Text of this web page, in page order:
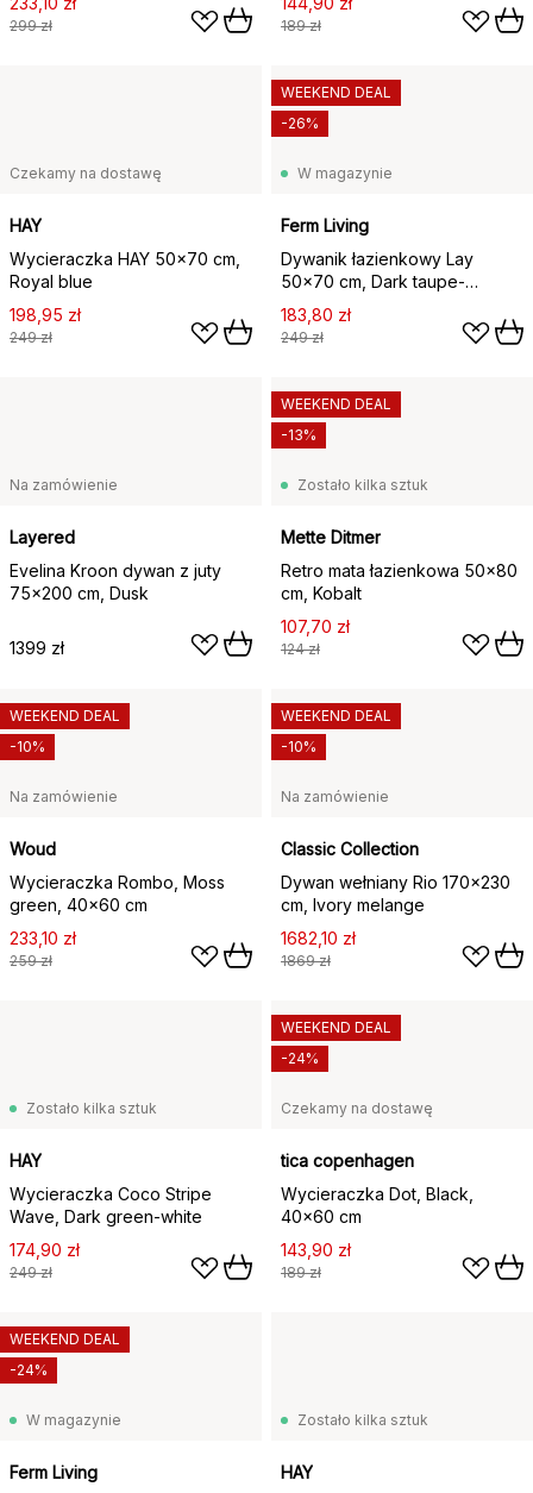
299 zł 189 zł
Czekamy na dostawę
HAY
Wycieraczka HAY 50x70 cm,
Royal blue
198,95 zł
249 zł
W magazynie
Ferm Living
Dywanik łazienkowy Lay
50x70 cm, Dark taupe-
złamana biel
183,80 zł
249 zł
WEEKEND DEAL
-26%
Na zamówienie
Layered
Evelina Kroon dywan z juty
75x200 cm, Dusk
1399 zł
Zostało kilka sztuk
Mette Ditmer
Retro mata łazienkowa 50x80
cm, Kobalt
107,70 zł
124 zł
WEEKEND DEAL
-13%
Na zamówienie
Woud
Wycieraczka Rombo, Moss
green, 40x60 cm
233,10 zł
259 zł
WEEKEND DEAL
-10%
Na zamówienie
Classic Collection
Dywan wełniany Rio 170x230
cm, Ivory melange
1682,10 zł
1869 zł
WEEKEND DEAL
-10%
Zostało kilka sztuk
HAY
Wycieraczka Coco Stripe
Wave, Dark green-white
174,90 zł
249 zł
Czekamy na dostawę
tica copenhagen
Wycieraczka Dot, Black,
40x60 cm
143,90 zł
189 zł
WEEKEND DEAL
-24%
W magazynie
Ferm Living
WEEKEND DEAL
-24%
Zostało kilka sztuk
HAY